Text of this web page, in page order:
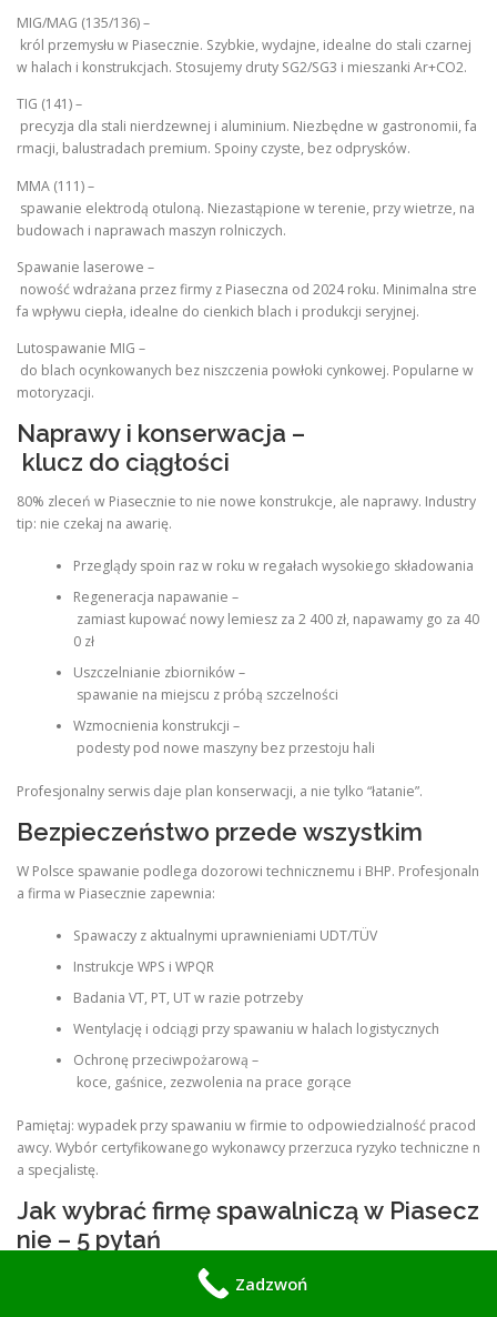
MIG/MAG (135/136) –
król przemysłu w Piasecznie. Szybkie, wydajne, idealne do stali czarnej
w halach i konstrukcjach. Stosujemy druty SG2/SG3 i mieszanki Ar+CO2.
TIG (141) –
precyzja dla stali nierdzewnej i aluminium. Niezbędne w gastronomii, fa
rmacji, balustradach premium. Spoiny czyste, bez odprysków.
MMA (111) –
spawanie elektrodą otuloną. Niezastąpione w terenie, przy wietrze, na
budowach i naprawach maszyn rolniczych.
Spawanie laserowe –
nowość wdrażana przez firmy z Piaseczna od 2024 roku. Minimalna stre
fa wpływu ciepła, idealne do cienkich blach i produkcji seryjnej.
Lutospawanie MIG –
do blach ocynkowanych bez niszczenia powłoki cynkowej. Popularne w
motoryzacji.
Naprawy i konserwacja –
klucz do ciągłości
80% zleceń w Piasecznie to nie nowe konstrukcje, ale naprawy. Industry
tip: nie czekaj na awarię.
Przeglądy spoin raz w roku w regałach wysokiego składowania
Regeneracja napawanie –
zamiast kupować nowy lemiesz za 2 400 zł, napawamy go za 40
0 zł
Uszczelnianie zbiorników –
spawanie na miejscu z próbą szczelności
Wzmocnienia konstrukcji –
podesty pod nowe maszyny bez przestoju hali
Profesjonalny serwis daje plan konserwacji, a nie tylko “łatanie”.
Bezpieczeństwo przede wszystkim
W Polsce spawanie podlega dozorowi technicznemu i BHP. Profesjonaln
a firma w Piasecznie zapewnia:
Spawaczy z aktualnymi uprawnieniami UDT/TÜV
Instrukcje WPS i WPQR
Badania VT, PT, UT w razie potrzeby
Wentylację i odciągi przy spawaniu w halach logistycznych
Ochronę przeciwpożarową –
koce, gaśnice, zezwolenia na prace gorące
Pamiętaj: wypadek przy spawaniu w firmie to odpowiedzialność pracod
awcy. Wybór certyfikowanego wykonawcy przerzuca ryzyko techniczne n
a specjalistę.
Jak wybrać firmę spawalniczą w Piasecz
nie – 5 pytań
Czy macie uprawnienia EN ISO 9606-1 i certyfikat EN 1090?
Zadzwoń